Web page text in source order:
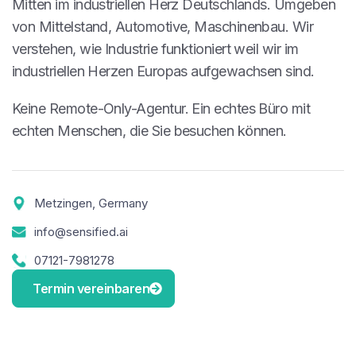
Mitten im industriellen Herz Deutschlands. Umgeben
von Mittelstand, Automotive, Maschinenbau. Wir
verstehen, wie Industrie funktioniert weil wir im
industriellen Herzen Europas aufgewachsen sind.
Keine Remote-Only-Agentur. Ein echtes Büro mit
echten Menschen, die Sie besuchen können.
Metzingen, Germany
info@sensified.ai
07121-7981278
Termin vereinbaren